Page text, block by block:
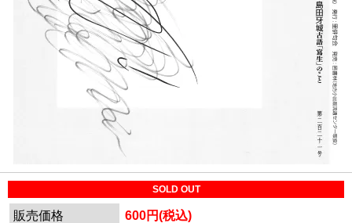
SOLD OUT
販売価格 600円(税込)